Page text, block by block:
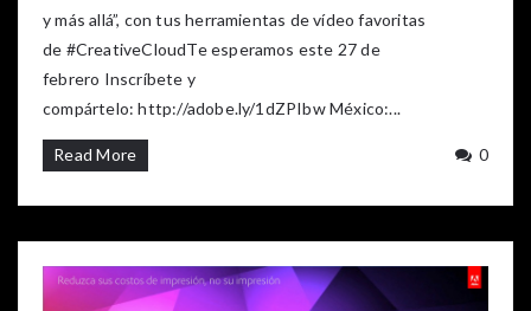
y más allá”, con tus herramientas de vídeo favoritas
de ‪#‎CreativeCloud‬Te esperamos este 27 de
febrero Inscríbete y
compártelo: http://adobe.ly/1dZPIbw México:...
Read More 0